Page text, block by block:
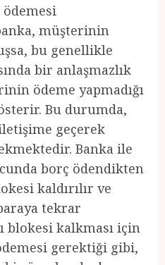
müşterinin
bu genellikle
bir anlaşmazlık
ödeme yapmadığı
Bu durumda,
geçerek
Banka ile
borç ödendikten
kaldırılır ve
tekrar
blokesi kalkması için
gerektiği gibi,